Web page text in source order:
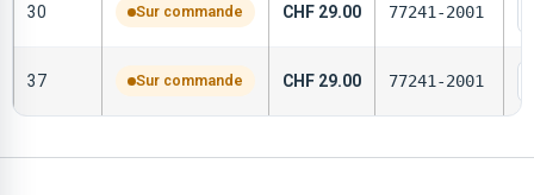
30 Sur commande CHF 29.00 77241-2001
37 Sur commande CHF 29.00 77241-2001